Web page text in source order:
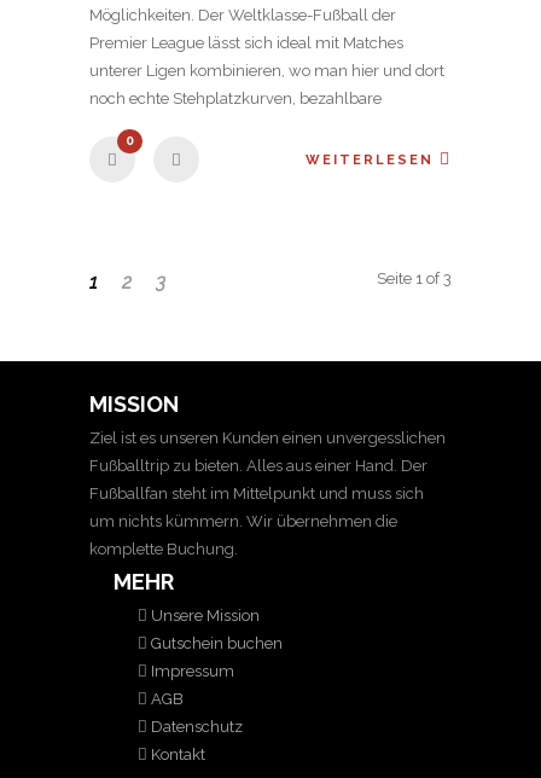
Möglichkeiten. Der Weltklasse-Fußball der
Premier League lässt sich ideal mit Matches
unterer Ligen kombinieren, wo man hier und dort
noch echte Stehplatzkurven, bezahlbare
0
WEITERLESEN
1 2 3 Seite 1 of 3
MISSION
Ziel ist es unseren Kunden einen unvergesslichen
Fußballtrip zu bieten. Alles aus einer Hand. Der
Fußballfan steht im Mittelpunkt und muss sich
um nichts kümmern. Wir übernehmen die
komplette Buchung.
MEHR
Unsere Mission
Gutschein buchen
Impressum
AGB
Datenschutz
Kontakt